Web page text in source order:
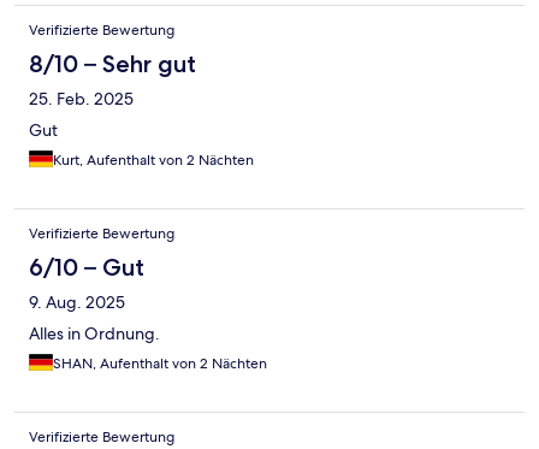
Verifizierte Bewertung
8/10 – Sehr gut
25. Feb. 2025
Gut
Kurt, Aufenthalt von 2 Nächten
Verifizierte Bewertung
6/10 – Gut
9. Aug. 2025
Alles in Ordnung.
SHAN, Aufenthalt von 2 Nächten
Verifizierte Bewertung